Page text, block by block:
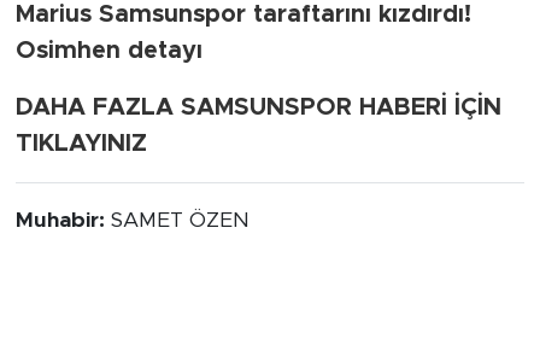
Marius Samsunspor taraftarını kızdırdı!
Osimhen detayı
DAHA FAZLA SAMSUNSPOR HABERİ İÇİN
TIKLAYINIZ
Muhabir: SAMET ÖZEN